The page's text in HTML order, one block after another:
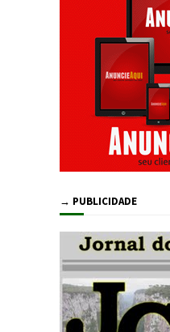
→ PUBLICIDADE